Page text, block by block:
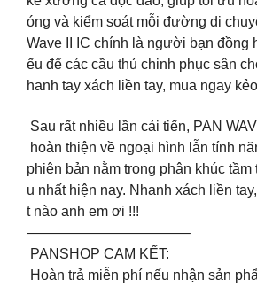
óng và kiểm soát mỗi đường di
Wave II IC chính là người bạn đồng
ếu để các cầu thủ chinh phục sân
hanh tay xách liền tay, mua ngay
Sau rất nhiều lần cải tiến, PAN
hoàn thiện về ngoại hình lẫn tính
phiên bản nằm trong phân khúc
u nhất hiện nay. Nhanh xách liền
t nào anh em ơi !!!
———————————–
PANSHOP CAM KẾT:
Hoàn trả miễn phí nếu nhận sản